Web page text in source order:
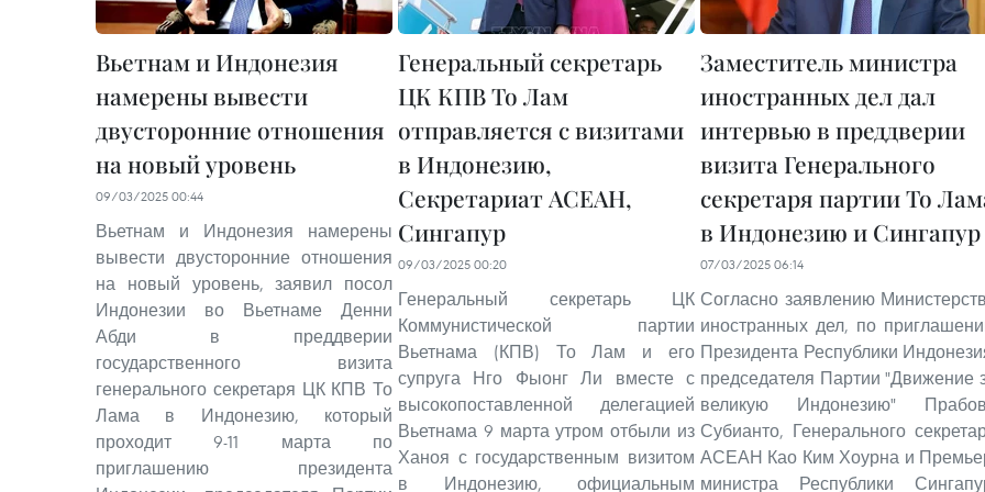
Вьетнам и Индонезия
намерены вывести
двусторонние отношения
на новый уровень
09/03/2025 00:44
Вьетнам и Индонезия намерены
вывести двусторонние отношения
на новый уровень, заявил посол
Индонезии во Вьетнаме Денни
Абди в преддверии
государственного визита
генерального секретаря ЦК КПВ То
Лама в Индонезию, который
проходит 9-11 марта по
приглашению президента
Генеральный секретарь
ЦК КПВ То Лам
отправляется с визитами
в Индонезию,
Секретариат АСЕАН,
Сингапур
09/03/2025 00:20
Генеральный секретарь ЦК
Коммунистической партии
Вьетнама (КПВ) То Лам и его
супруга Нго Фыонг Ли вместе с
высокопоставленной делегацией
Вьетнама 9 марта утром отбыли из
Ханоя с государственным визитом
в Индонезию, официальным
Заместитель министра
иностранных дел дал
интервью в преддверии
визита Генерального
секретаря партии То
в Индонезию и Сингапур
07/03/2025 06:14
Согласно заявлению
иностранных дел, по
Президента Республики
председателя Партии "Движение
великую Индонезию"
Субианто, Генерального
АСЕАН Као Ким Хоурна и
министра Республики